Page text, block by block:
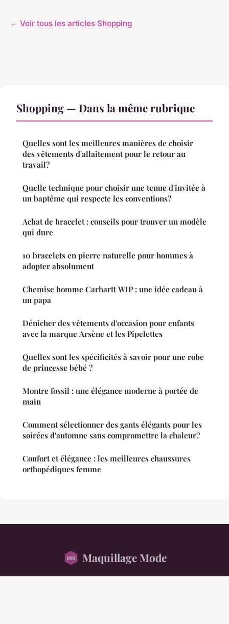
← Voir tous les articles Shopping
Shopping — Dans la même rubrique
Quelles sont les meilleures manières de choisir
des vêtements d'allaitement pour le retour au
travail?
Quelle technique pour choisir une tenue d'invitée à
un baptême qui respecte les conventions?
Achat de bracelet : conseils pour trouver un modèle
qui dure
10 bracelets en pierre naturelle pour hommes à
adopter absolument
Chemise homme Carhartt WIP : une idée cadeau à
un papa
Dénicher des vêtements d'occasion pour enfants
avec la marque Arsène et les Pipelettes
Quelles sont les spécificités à savoir pour une robe
de princesse bébé ?
Montre fossil : une élégance moderne à portée de
main
Comment sélectionner des gants élégants pour les
soirées d'automne sans compromettre la chaleur?
Confort et élégance : les meilleures chaussures
orthopédiques femme
Maquillage Mode